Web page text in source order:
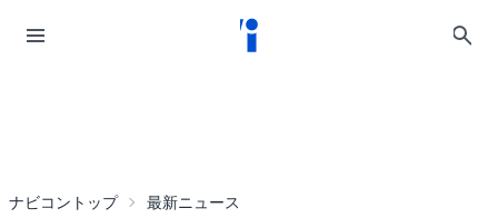
ナビコントップ 最新ニュース